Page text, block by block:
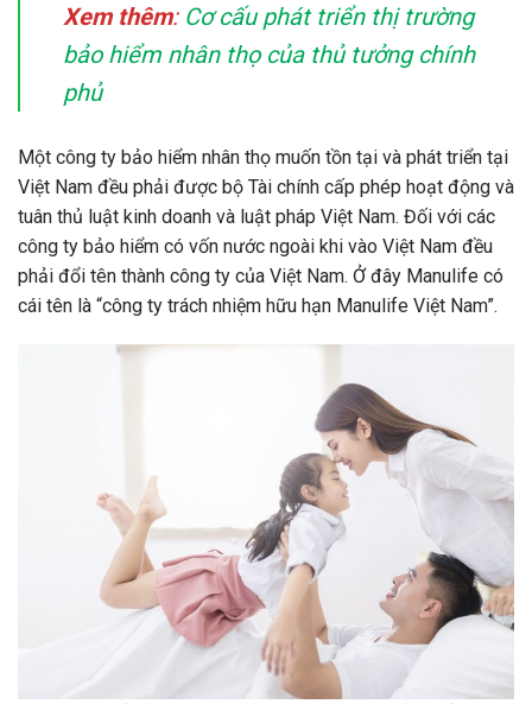
Xem thêm: Cơ cấu phát triển thị trường
bảo hiểm nhân thọ của thủ tưởng chính
phủ
Một công ty bảo hiểm nhân thọ muốn tồn tại và phát triển tại
Việt Nam đều phải được bộ Tài chính cấp phép hoạt động và
tuân thủ luật kinh doanh và luật pháp Việt Nam. Đối với các
công ty bảo hiểm có vốn nước ngoài khi vào Việt Nam đều
phải đổi tên thành công ty của Việt Nam. Ở đây Manulife có
cái tên là “công ty trách nhiệm hữu hạn Manulife Việt Nam”.